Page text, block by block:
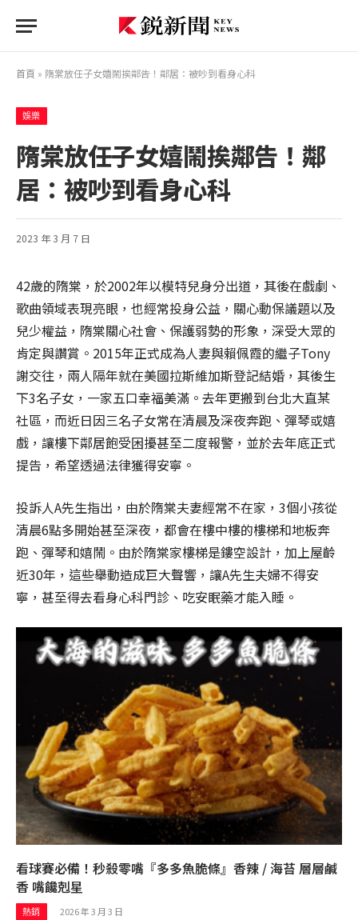
首頁 » 隋棠放任子女嬉鬧挨鄰告！鄰居：被吵到看身心科
娛樂
隋棠放任子女嬉鬧挨鄰告！鄰
居：被吵到看身心科
2023 年 3 月 7 日
42歲的隋棠，於2002年以模特兒身分出道，其後在戲劇、
歌曲領域表現亮眼，也經常投身公益，關心動保議題以及
兒少權益，隋棠關心社會、保護弱勢的形象，深受大眾的
肯定與讚賞。2015年正式成為人妻與賴佩霞的繼子Tony
謝交往，兩人隔年就在美國拉斯維加斯登記結婚，其後生
下3名子女，一家五口幸福美滿。去年更搬到台北大直某
社區，而近日因三名子女常在清晨及深夜奔跑、彈琴或嬉
戲，讓樓下鄰居飽受困擾甚至二度報警，並於去年底正式
提告，希望透過法律獲得安寧。
投訴人A先生指出，由於隋棠夫妻經常不在家，3個小孩從
清晨6點多開始甚至深夜，都會在樓中樓的樓梯和地板奔
跑、彈琴和嬉鬧。由於隋棠家樓梯是鏤空設計，加上屋齡
近30年，這些舉動造成巨大聲響，讓A先生夫婦不得安
寧，甚至得去看身心科門診、吃安眠藥才能入睡。
看球賽必備！秒殺零嘴『多多魚脆條』香辣 / 海苔 層層鹹
香 嘴饞剋星
熱銷 2026 年 3 月 3 日